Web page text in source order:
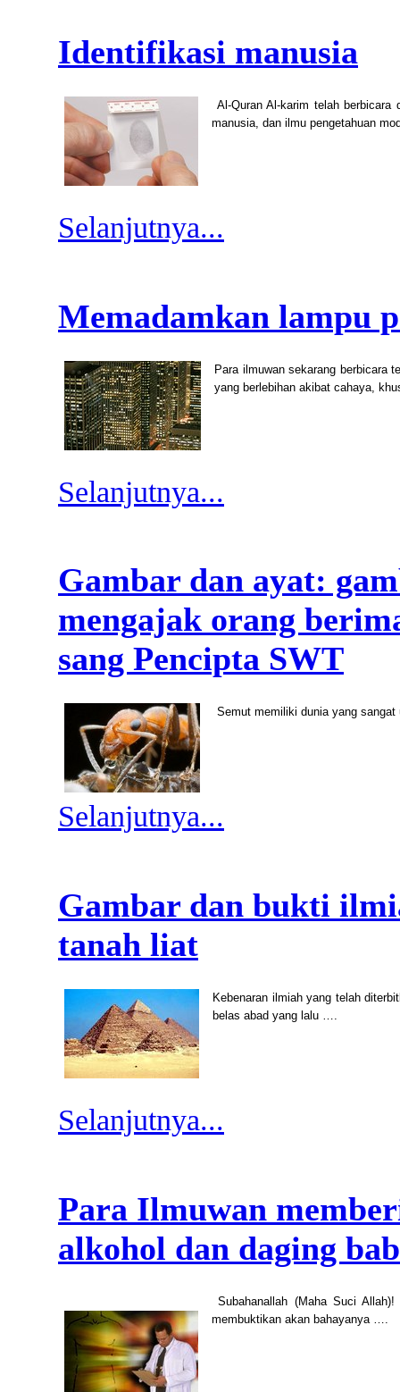
Identifikasi manusia
Al-Quran Al-karim telah
manusia, dan ilmu pengetahuan
Selanjutnya...
Memadamkan lampu
Para ilmuwan sekarang berbicara
yang berlebihan akibat cahaya,
Selanjutnya...
Gambar dan ayat:
mengajak orang
sang Pencipta SWT
Semut memiliki dunia yang
Selanjutnya...
Gambar dan bukti
tanah liat
Kebenaran ilmiah yang telah
belas abad yang lalu ….
Selanjutnya...
Para Ilmuwan
alkohol dan daging
Subahanallah (Maha Suci
membuktikan akan bahayanya ….